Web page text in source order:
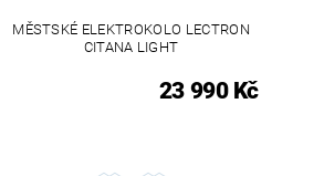
MĚSTSKÉ ELEKTROKOLO LECTRON
CITANA LIGHT
23 990 Kč